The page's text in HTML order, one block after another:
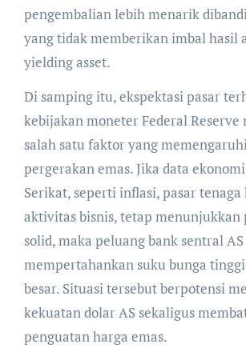
pengembalian lebih menarik
yang tidak memberikan imbal hasil
yielding asset.
Di samping itu, ekspektasi pasar
kebijakan moneter Federal Reserve
salah satu faktor yang
pergerakan emas. Jika data
Serikat, seperti inflasi, pasar tenaga
aktivitas bisnis, tetap menunjukkan
solid, maka peluang bank sentral AS
mempertahankan suku bunga
besar. Situasi tersebut berpotensi
kekuatan dolar AS sekaligus
penguatan harga emas.